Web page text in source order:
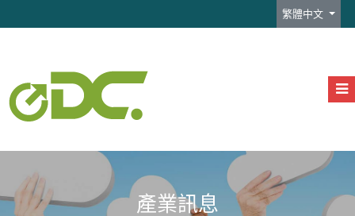
選擇你的語言
繁體中文
產業訊息